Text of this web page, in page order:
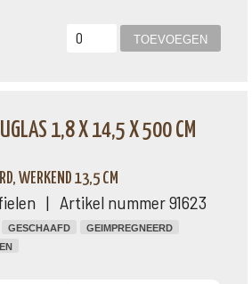
1,8 X 14,5 X 500 CM
WERKEND 13,5 CM
| Artikel nummer 91623
GESCHAAFD
GEIMPREGNEERD